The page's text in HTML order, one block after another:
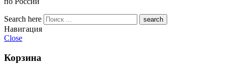
Search here
Навигация
Close
Корзина